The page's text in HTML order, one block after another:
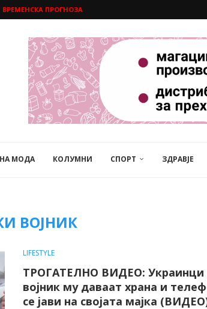
ВРЕМЕНСКА ПРОГНОЗА
НА МОДА КОЛУМНИ СПОРТ ЗДРАВЈЕ
ВОЈНИК
LIFESTYLE
ТРОГАТЕЛНО ВИДЕО: Украинци
војник му даваат храна и
се јави на својата мајка